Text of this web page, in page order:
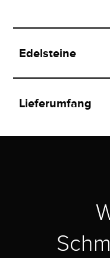
Edelsteine
Lieferumfang